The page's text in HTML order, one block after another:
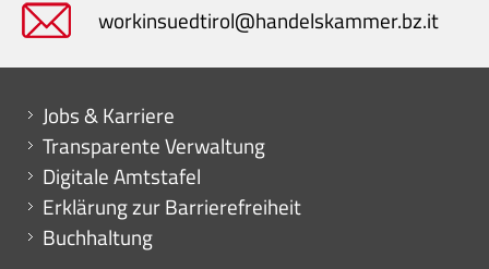
workinsuedtirol@handelskammer.bz.it
Mini menu di servizio
Jobs & Karriere
Transparente Verwaltung
Digitale Amtstafel
Erklärung zur Barrierefreiheit
Buchhaltung